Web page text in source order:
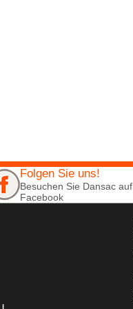
Folgen Sie uns!
Besuchen Sie Dansac auf
Facebook